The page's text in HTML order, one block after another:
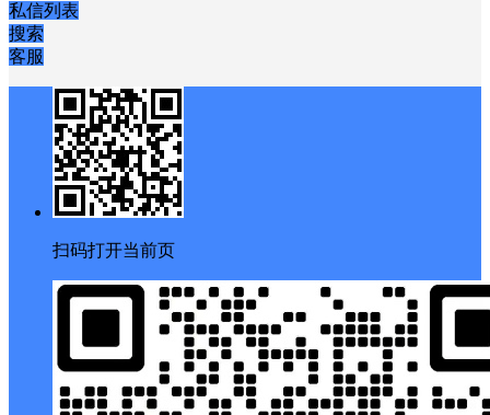
私信列表
搜索
客服
扫码打开当前页